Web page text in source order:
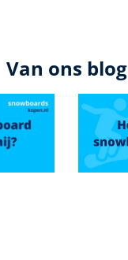
Van ons blog